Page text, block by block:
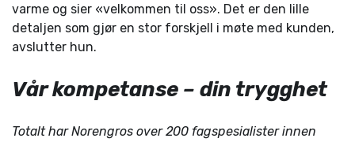
varme og sier «velkommen til oss». Det er den lille
detaljen som gjør en stor forskjell i møte med kunden,
avslutter hun.
Vår kompetanse – din trygghet
Totalt har Norengros over 200 fagspesialister innen